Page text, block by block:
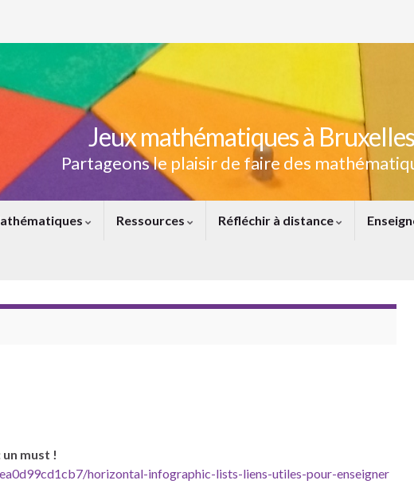
Jeux mathématiques à
Partageons le plaisir de faire des
Ressources Réfléchir à distance
must !
horizontal-infographic-lists-liens-utiles-pour-enseigner